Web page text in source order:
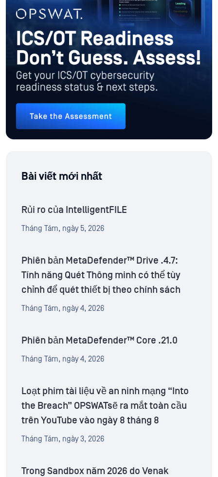
Bài viết mới nhất
Rủi ro của IntelligentFILE
Tháng Tám, ngày 5, 2026
Phiên bản MetaDefender™ Drive .4.7:
Tính năng Quét Thông minh có thể tùy
chỉnh để quét thiết bị theo chính sách
Tháng Tám, ngày 4, 2026
Phiên bản MetaDefender™ Core .21.0
Tháng Tám, ngày 4, 2026
Loạt phim tài liệu về an ninh mạng “Into
the Breach” OPSWATsẽ ra mắt toàn cầu
trên YouTube vào ngày 8 tháng 8
Tháng Tám, ngày 3, 2026
Trong Sandbox năm 2026 do Venak